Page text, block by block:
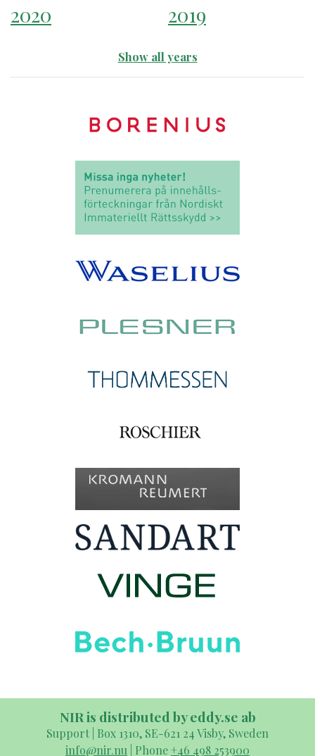
2020
2019
Show all years
NIR is distributed by eddy.se ab
Support | Box 1310, SE-621 24 Visby, Sweden
info@nir.nu | Phone+46 498 253900